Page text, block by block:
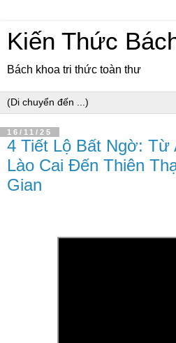
Kiến Thức
Bách khoa tri thức toàn thư
16/11/25
4 Tiết Lộ Bất Ngờ: Từ
Lào Cai Đến Thiên
Gian